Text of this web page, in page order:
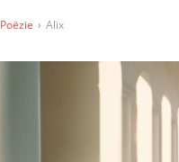
Poëzie › Alix